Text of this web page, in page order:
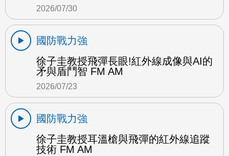
2026/07/30
國防戰力強
徐子圭教授飛彈長眼!紅外線成像與AI的
矛與盾鬥智 FM AM
2026/07/23
國防戰力強
徐子圭教授耳溫槍與飛彈的紅外線追蹤
技術 FM AM